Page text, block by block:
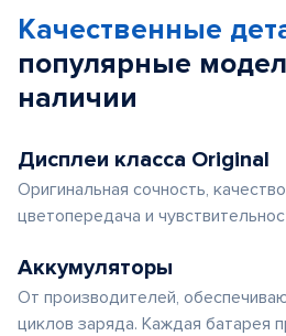
Качественные
популярные
наличии
Дисплеи класса Original
Оригинальная сочность,
цветопередача и
Аккумуляторы
От производителей,
циклов заряда. Каждая батарея